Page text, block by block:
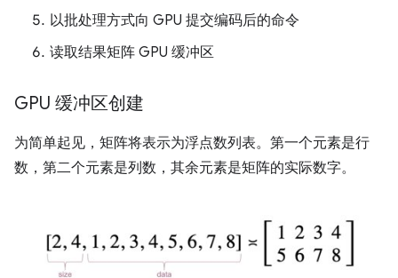
以批处理方式向 GPU 提交编码后的命令
读取结果矩阵 GPU 缓冲区
GPU 缓冲区创建
为简单起见，矩阵将表示为浮点数列表。第一个元素是行
数，第二个元素是列数，其余元素是矩阵的实际数字。